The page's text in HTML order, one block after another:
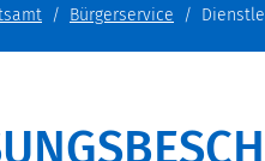
Bürgerservice